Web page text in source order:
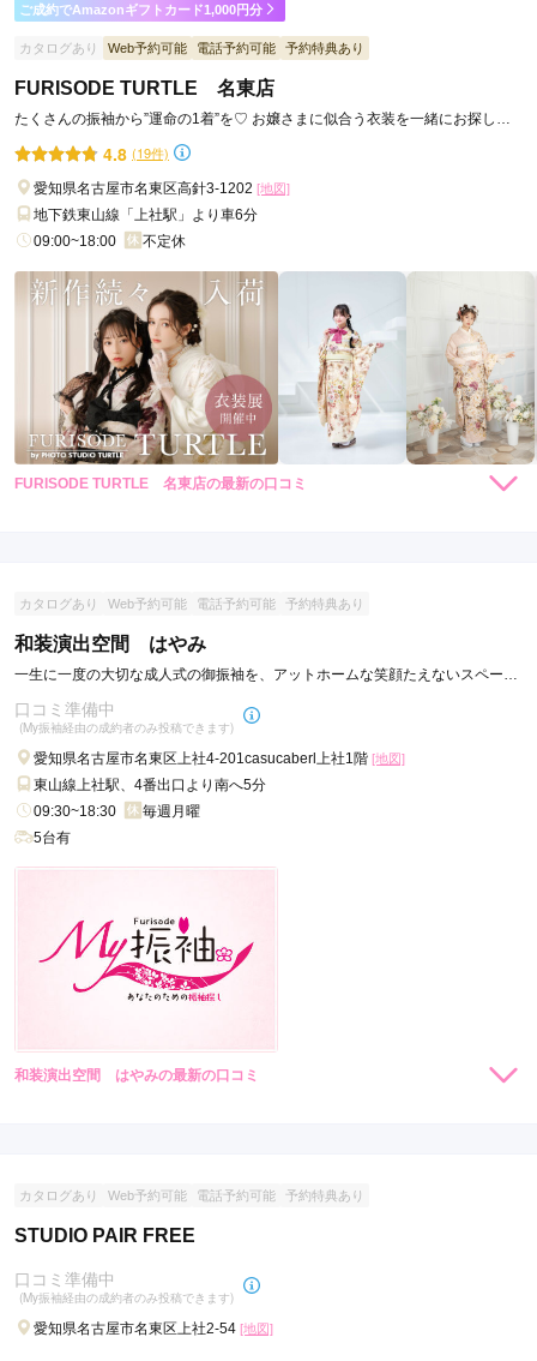
ご成約でAmazonギフトカード1,000円分
カタログあり Web予約可能 電話予約可能 予約特典あり
FURISODE TURTLE 名東店
たくさんの振袖から”運命の1着”を♡ お嬢さまに似合う衣装を一緒にお探しま
4.8 (19件)
愛知県名古屋市名東区高針3-1202 [地図]
地下鉄東山線「上社駅」より車6分
09:00~18:00
不定休
FURISODE TURTLE 名東店の最新の口コミ
ご利用日：2025年12月
とても素敵なスタッフの皆様で嬉しかったです。
FURISODE TURTLE 名東店の口コミ・評判をもっと見る
カタログあり Web予約可能 電話予約可能 予約特典あり
和装演出空間 はやみ
一生に一度の大切な成人式の御振袖を、アットホームな笑顔たえないスペース
口コミ準備中
(My振袖経由の成約者のみ投稿できます)
愛知県名古屋市名東区上社4-201casucaberl上社1階 [地図]
東山線上社駅、4番出口より南へ5分
09:30~18:30
毎週月曜
5台有
和装演出空間 はやみの最新の口コミ
カタログあり Web予約可能 電話予約可能 予約特典あり
STUDIO PAIR FREE
口コミ準備中
(My振袖経由の成約者のみ投稿できます)
愛知県名古屋市名東区上社2-54 [地図]